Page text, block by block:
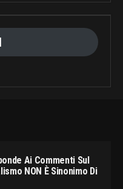
Ai Commenti Sul
NON È Sinonimo Di